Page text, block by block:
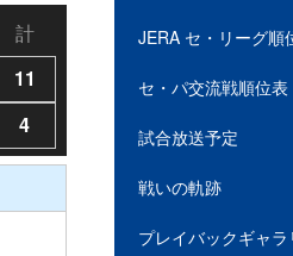
計
11
4
JERA セ・リーグ順
セ・パ交流戦順位表
試合放送予定
戦いの軌跡
プレイバックギャラ